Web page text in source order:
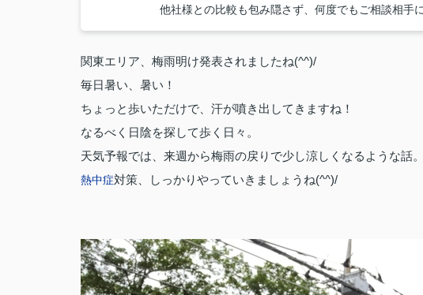
他社様との比較も包み隠さず、何度でもご相談相手
関東エリア、梅雨明け発表されましたね(^^)/
毎日暑い、暑い！
ちょっと歩いただけで、汗が噴き出してきますね！
なるべく日陰を探して歩く日々。
天気予報では、来週から梅雨の戻りで少し涼しくなるような話。
熱中症対策、しっかりやっていきましょうね(^^)/